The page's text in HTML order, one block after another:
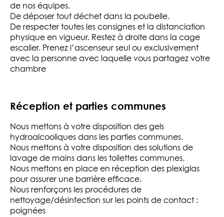
de nos équipes.
De déposer tout déchet dans la poubelle.
De respecter toutes les consignes et la distanciation
physique en vigueur. Restez à droite dans la cage
escalier. Prenez l’ascenseur seul ou exclusivement
avec la personne avec laquelle vous partagez votre
chambre
Réception et parties communes
Nous mettons à votre disposition des gels
hydroalcooliques dans les parties communes.
Nous mettons à votre disposition des solutions de
lavage de mains dans les toilettes communes.
Nous mettons en place en réception des plexiglas
pour assurer une barrière efficace.
Nous renforçons les procédures de
nettoyage/désinfection sur les points de contact :
poignées